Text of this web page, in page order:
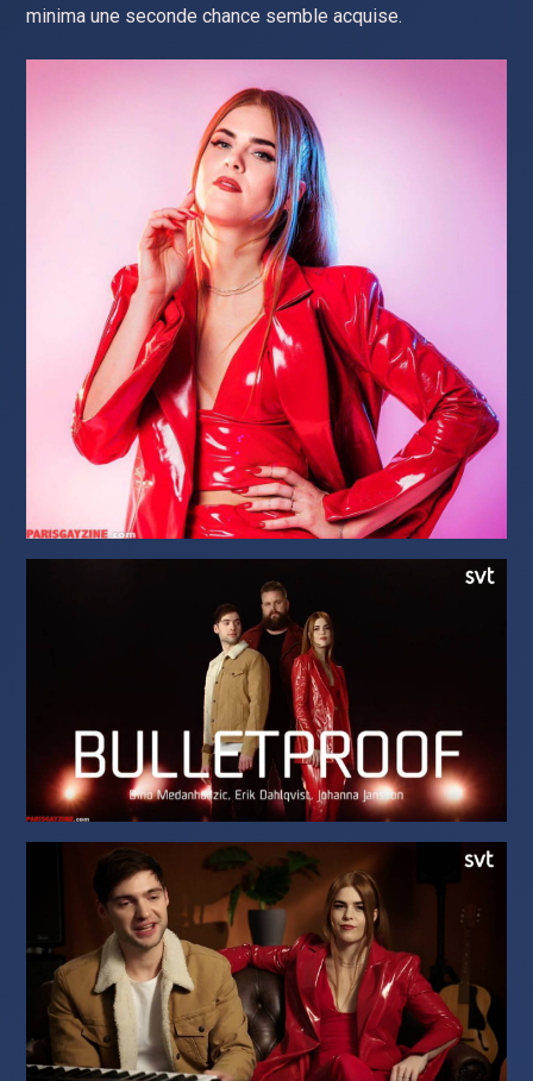
minima une seconde chance semble acquise.